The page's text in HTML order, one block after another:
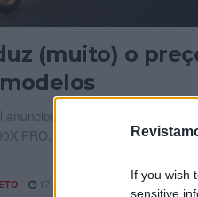
If you wish
sensitive
(muito) o
anunciou uma redução de preço
PRO, 450 Rally e NK 125R.
17 NOVEMBRO, 2025